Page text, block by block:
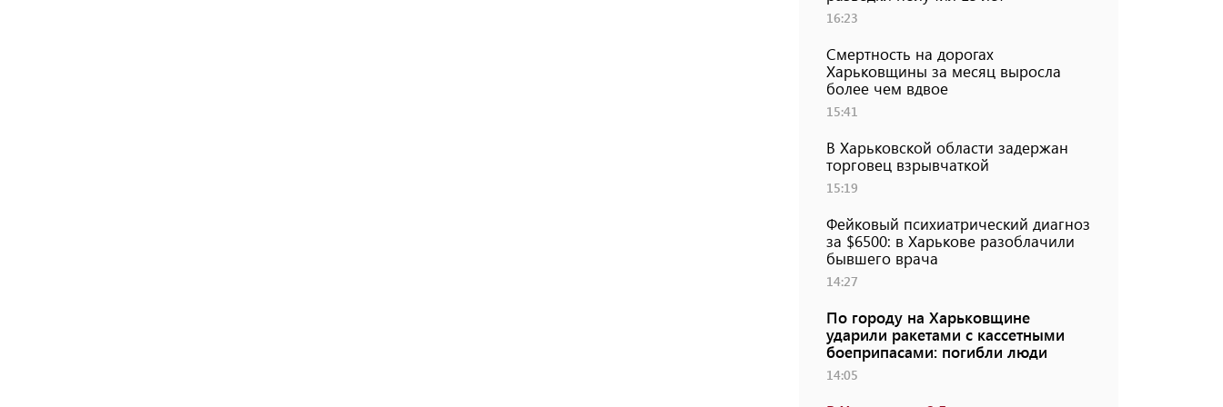
16:23
Смертность на дорогах
Харьковщины за месяц выросла
более чем вдвое
15:41
В Харьковской области задержан
торговец взрывчаткой
15:19
Фейковый психиатрический диагноз
за $6500: в Харькове разоблачили
бывшего врача
14:27
По городу на Харьковщине
ударили ракетами с кассетными
боеприпасами: погибли люди
14:05